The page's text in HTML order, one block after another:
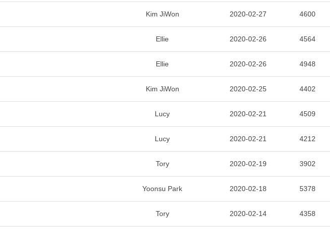
Kim JiWon 2020-02-27 4600
Ellie 2020-02-26 4564
Ellie 2020-02-26 4948
Kim JiWon 2020-02-25 4402
Lucy 2020-02-21 4509
Lucy 2020-02-21 4212
Tory 2020-02-19 3902
Yoonsu Park 2020-02-18 5378
Tory 2020-02-14 4358